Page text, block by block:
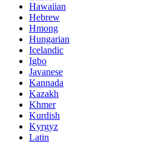
Hawaiian
Hebrew
Hmong
Hungarian
Icelandic
Igbo
Javanese
Kannada
Kazakh
Khmer
Kurdish
Kyrgyz
Latin